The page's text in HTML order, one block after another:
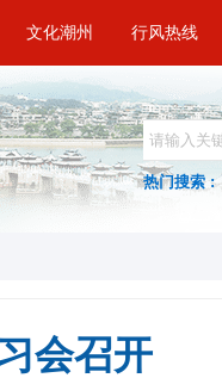
文化潮州 行风热线
热门搜索 :
会召开